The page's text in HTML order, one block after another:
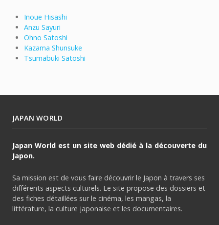
Inoue Hisashi
Anzu Sayuri
Ohno Satoshi
Kazama Shunsuke
Tsumabuki Satoshi
JAPAN WORLD
Japan World est un site web dédié à la découverte du
Japon.
Sa mission est de vous faire découvrir le Japon à travers ses
différents aspects culturels. Le site propose des dossiers et
des fiches détaillées sur le cinéma, les mangas, la
littérature, la culture japonaise et les documentaires.